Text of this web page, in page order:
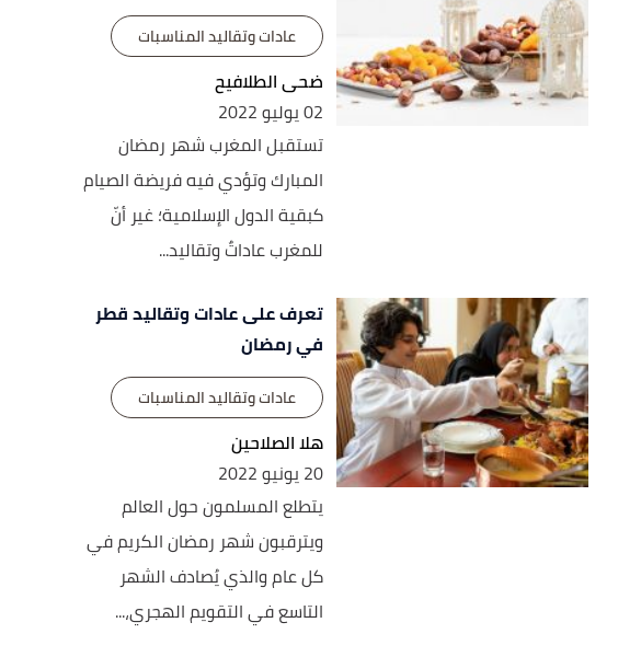
عادات وتقاليد المناسبات
ضحى الطلافيح
02 يوليو 2022
تستقبل المغرب شهر رمضان
المبارك وتؤدي فيه فريضة الصيام
كبقية الدول الإسلامية؛ غير أنّ
للمغرب عاداتٌ وتقاليد...
تعرف على عادات وتقاليد قطر
في رمضان
عادات وتقاليد المناسبات
هلا الصلاحين
20 يونيو 2022
يتطلع المسلمون حول العالم
ويترقبون شهر رمضان الكريم في
كل عام والذي يُصادف الشهر
التاسع في التقويم الهجري،...